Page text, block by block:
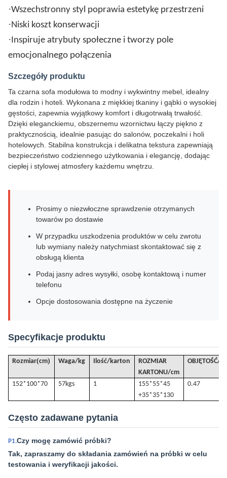
·Wszechstronny styl poprawia estetykę przestrzeni
·Niski koszt konserwacji
·Inspiruje atrybuty społeczne i tworzy pole
emocjonalnego połączenia
Szczegóły produktu
Ta czarna sofa modułowa to modny i wykwintny mebel, idealny
dla rodzin i hoteli. Wykonana z miękkiej tkaniny i gąbki o wysokiej
gęstości, zapewnia wyjątkowy komfort i długotrwałą trwałość.
Dzięki eleganckiemu, obszernemu wzornictwu łączy piękno z
praktycznością, idealnie pasując do salonów, poczekalni i holi
hotelowych. Stabilna konstrukcja i delikatna tekstura zapewniają
bezpieczeństwo codziennego użytkowania i elegancję, dodając
ciepłej i stylowej atmosfery każdemu wnętrzu.
Prosimy o niezwłoczne sprawdzenie otrzymanych
towarów po dostawie
W przypadku uszkodzenia produktów w celu zwrotu
lub wymiany należy natychmiast skontaktować się z
obsługą klienta
Podaj jasny adres wysyłki, osobę kontaktową i numer
telefonu
Opcje dostosowania dostępne na życzenie
Specyfikacje produktu
Rozmiar(cm) Waga/kg Ilość/karton
ROZMIAR
KARTONU/cm
OBJĘTOŚĆ/
152*100*70 57kgs 1
155*55*45
+35*35*130
0.47
Często zadawane pytania
P1.Czy mogę zamówić próbki?
Tak, zapraszamy do składania zamówień na próbki w celu
testowania i weryfikacji jakości.